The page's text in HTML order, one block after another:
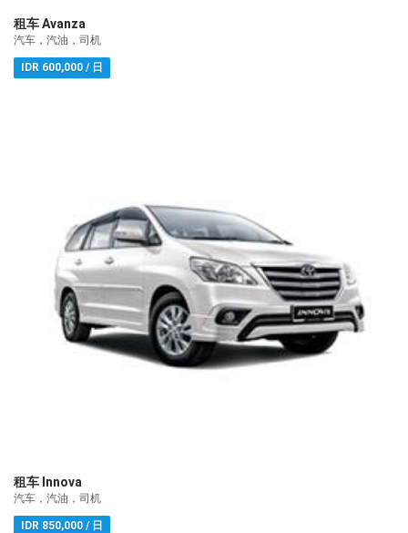
租车 Avanza
汽车，汽油，司机
IDR 600,000 / 日
租车 Innova
汽车，汽油，司机
IDR 850,000 / 日